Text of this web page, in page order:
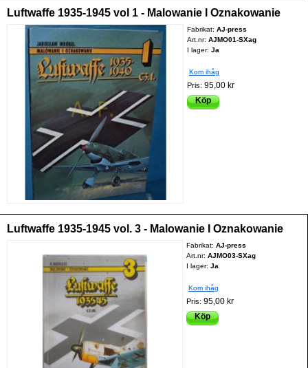
Luftwaffe 1935-1945 vol 1 - Malowanie I Oznakowanie
Fabrikat: AJ-press
Art.nr: AJMO01-SXag
I lager: Ja
Kom ihåg
Pris: 95,00 kr
Köp
Luftwaffe 1935-1945 vol. 3 - Malowanie I Oznakowanie
Fabrikat:AJ-press
Art.nr:AJMO03-SXag
I lager: Ja
Kom ihåg
Pris:95,00 kr
Köp